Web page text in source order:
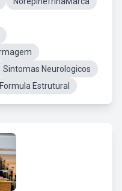
Sintomas Neurologicos
Estrutural